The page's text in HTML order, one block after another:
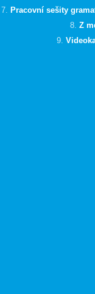
Pracovní sešity
Z